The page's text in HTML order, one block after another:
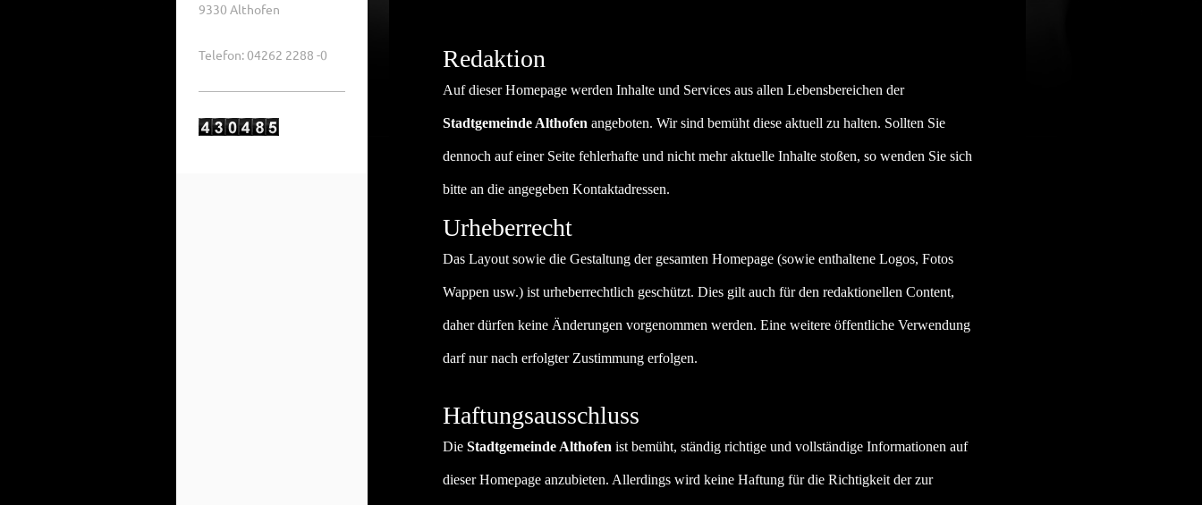
Redaktion
Auf dieser Homepage werden Inhalte und Services aus allen Lebensbereichen der
Stadtgemeinde Althofen angeboten. Wir sind bemüht diese aktuell zu halten. Sollten Sie
dennoch auf einer Seite fehlerhafte und nicht mehr aktuelle Inhalte stoßen, so wenden Sie sich
bitte an die angegeben Kontaktadressen.
Urheberrecht
Das Layout sowie die Gestaltung der gesamten Homepage (sowie enthaltene Logos, Fotos
Wappen usw.) ist urheberrechtlich geschützt. Dies gilt auch für den redaktionellen Content,
daher dürfen keine Änderungen vorgenommen werden. Eine weitere öffentliche Verwendung
darf nur nach erfolgter Zustimmung erfolgen.
Haftungsausschluss
Die Stadtgemeinde Althofen ist bemüht, ständig richtige und vollständige Informationen auf
dieser Homepage anzubieten. Allerdings wird keine Haftung für die Richtigkeit der zur
9330 Althofen
Telefon: 04262 2288 -0